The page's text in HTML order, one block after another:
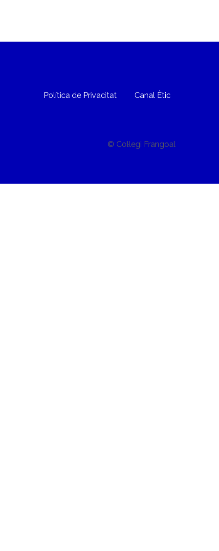
Política de Privacitat Canal Ètic
© Col·legi Frangoal